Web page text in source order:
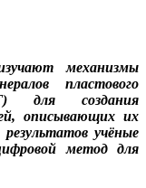
механизмы
пластового
для создания
описывающих их
учёные
метод для